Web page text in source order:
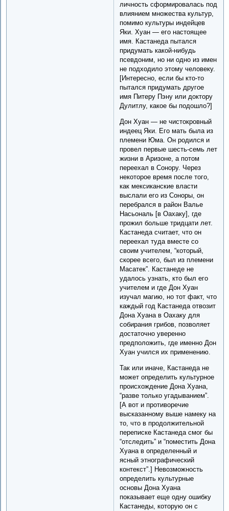
личность сформировалась под
влиянием множества культур,
помимо культуры индейцев
Яки. Хуан — его настоящее
имя. Кастанеда пытался
придумать какой-нибудь
псевдоним, но ни одно из имен
не подходило этому человеку.
[Интересно, если бы кто-то
пытался придумать другое
имя Питеру Пэну или доктору
Дулитлу, какое бы подошло?]
Дон Хуан — не чистокровный
индеец Яки. Его мать была из
племени Юма. Он родился и
провел первые шесть-семь лет
жизни в Аризоне, а потом
переехал в Сонору. Через
некоторое время после того,
как мексиканские власти
выслали его из Соноры, он
перебрался в район Валье
Насьональ [в Оахаку], где
прожил больше тридцати лет.
Кастанеда считает, что он
переехал туда вместе со
своим учителем, “который,
скорее всего, был из племени
Масатек”. Кастанеде не
удалось узнать, кто был его
учителем и где Дон Хуан
изучал магию, но тот факт, что
каждый год Кастанеда отвозит
Дона Хуана в Оахаку для
собирания грибов, позволяет
достаточно уверенно
предположить, где именно Дон
Хуан учился их применению.
Так или иначе, Кастанеда не
может определить культурное
происхождение Дона Хуана,
“разве только угадыванием”.
[А вот и противоречие
высказанному выше намеку на
то, что в продолжительной
переписке Кастанеда смог бы
“отследить” и “поместить Дона
Хуана в определенный и
ясный этнографический
контекст”.] Невозможность
определить культурные
основы Дона Хуана
показывает еще одну ошибку
Кастанеды, которую он с